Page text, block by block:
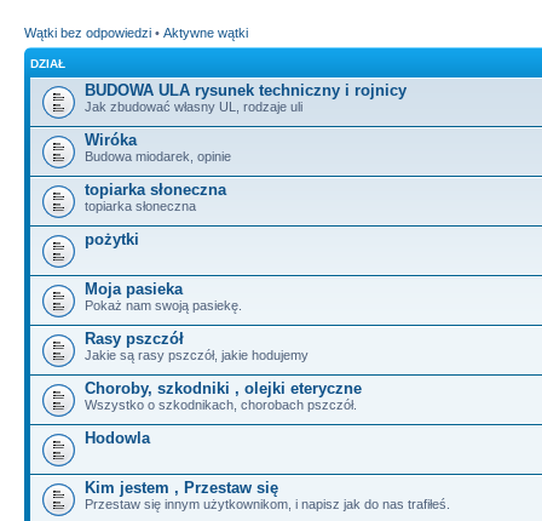
Wątki bez odpowiedzi • Aktywne wątki
DZIAŁ
BUDOWA ULA rysunek techniczny i rojnicy
Jak zbudować własny UL, rodzaje uli
Wiróka
Budowa miodarek, opinie
topiarka słoneczna
topiarka słoneczna
pożytki
Moja pasieka
Pokaż nam swoją pasiekę.
Rasy pszczół
Jakie są rasy pszczół, jakie hodujemy
Choroby, szkodniki , olejki eteryczne
Wszystko o szkodnikach, chorobach pszczół.
Hodowla
Kim jestem , Przestaw się
Przestaw się innym użytkownikom, i napisz jak do nas trafiłeś.